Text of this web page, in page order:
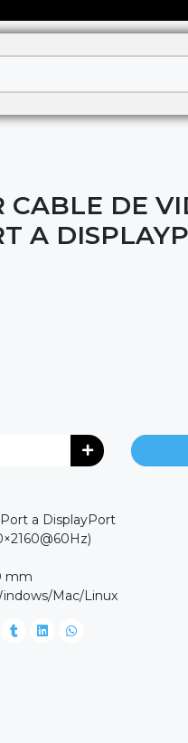
CABLE DE
A
a DisplayPort
mm
Mac/Linux